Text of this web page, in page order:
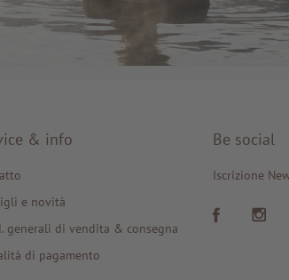
& info
e novità
generali di vendita & consegna
di pagamento
Be social
Iscrizione